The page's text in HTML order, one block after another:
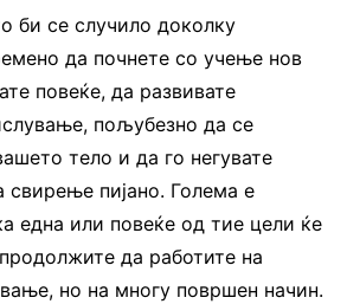
би се случило доколку
да почнете со учење нов
повеќе, да развивате
пољубезно да се
тело и да го негувате
свирење пијано. Голема е
една или повеќе од тие цели ќе
да работите на
но на многу површен начин.